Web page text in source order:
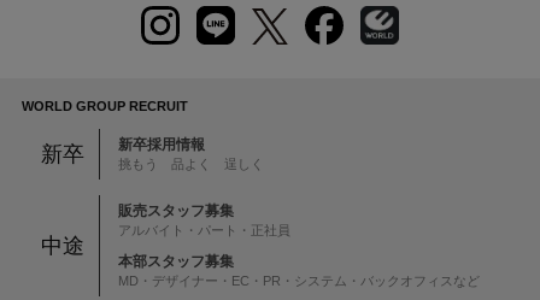
WORLD GROUP RECRUIT
新卒 新卒採用情報
挑もう 品よく 逞しく
中途
販売スタッフ募集
アルバイト・パート・正社員
本部スタッフ募集
MD・デザイナー・EC・PR・システム・バックオフィスなど